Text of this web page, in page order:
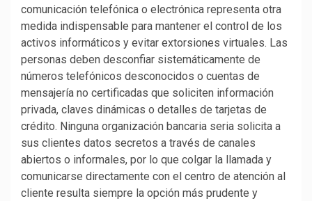
comunicación telefónica o electrónica representa otra
medida indispensable para mantener el control de los
activos informáticos y evitar extorsiones virtuales. Las
personas deben desconfiar sistemáticamente de
números telefónicos desconocidos o cuentas de
mensajería no certificadas que soliciten información
privada, claves dinámicas o detalles de tarjetas de
crédito. Ninguna organización bancaria seria solicita a
sus clientes datos secretos a través de canales
abiertos o informales, por lo que colgar la llamada y
comunicarse directamente con el centro de atención al
cliente resulta siempre la opción más prudente y